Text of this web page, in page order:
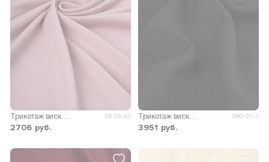
ТВ-35-53
2706 руб.
ТВО-27-1
3951 руб.